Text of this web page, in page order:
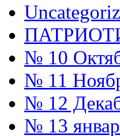
№ 10
№ 11
№ 12
№ 13